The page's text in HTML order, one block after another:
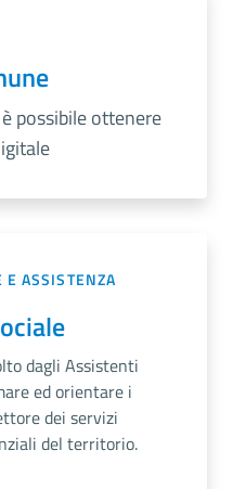
possibile ottenere
E ASSISTENZA
dagli Assistenti
ed orientare i
dei servizi
del territorio.